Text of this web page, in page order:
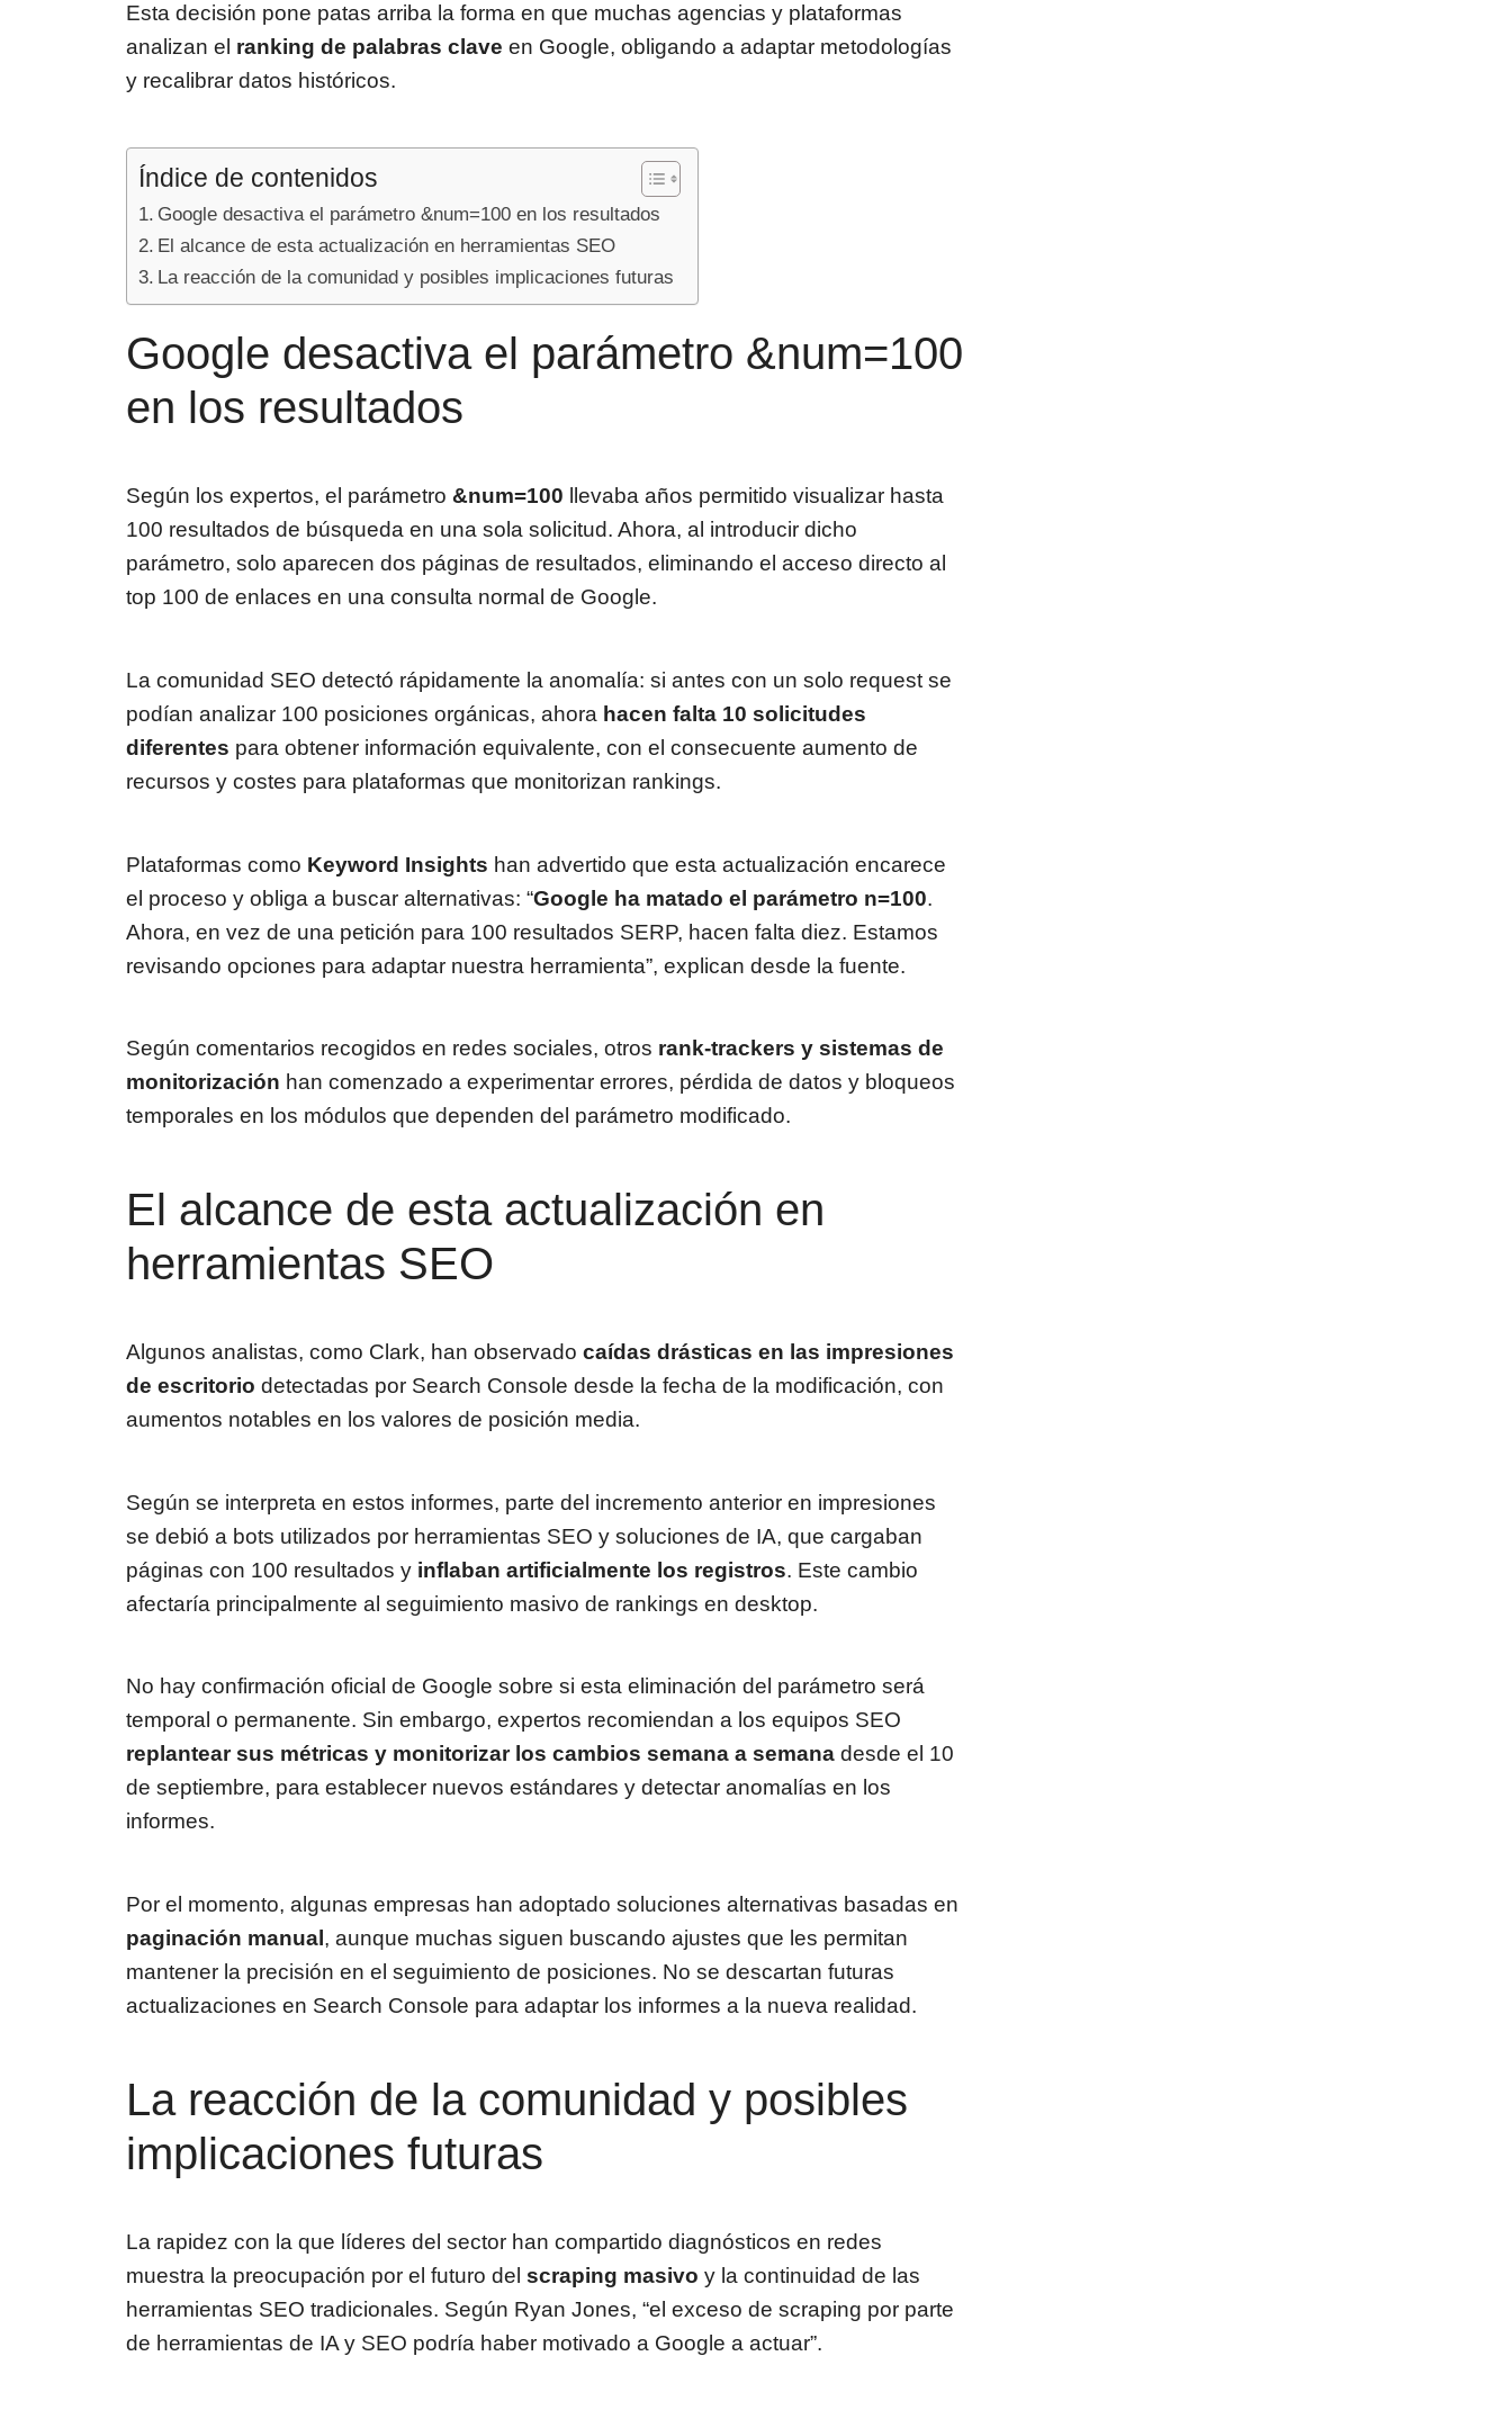
Esta decisión pone patas arriba la forma en que muchas agencias y plataformas
analizan el ranking de palabras clave en Google, obligando a adaptar metodologías
y recalibrar datos históricos.
Índice de contenidos
Google desactiva el parámetro &num=100 en los resultados
El alcance de esta actualización en herramientas SEO
La reacción de la comunidad y posibles implicaciones futuras
Google desactiva el parámetro &num=100
en los resultados
Según los expertos, el parámetro &num=100 llevaba años permitido visualizar hasta
100 resultados de búsqueda en una sola solicitud. Ahora, al introducir dicho
parámetro, solo aparecen dos páginas de resultados, eliminando el acceso directo al
top 100 de enlaces en una consulta normal de Google.
La comunidad SEO detectó rápidamente la anomalía: si antes con un solo request se
podían analizar 100 posiciones orgánicas, ahora hacen falta 10 solicitudes
diferentes para obtener información equivalente, con el consecuente aumento de
recursos y costes para plataformas que monitorizan rankings.
Plataformas como Keyword Insights han advertido que esta actualización encarece
el proceso y obliga a buscar alternativas: “Google ha matado el parámetro n=100.
Ahora, en vez de una petición para 100 resultados SERP, hacen falta diez. Estamos
revisando opciones para adaptar nuestra herramienta”, explican desde la fuente.
Según comentarios recogidos en redes sociales, otros rank-trackers y sistemas de
monitorización han comenzado a experimentar errores, pérdida de datos y bloqueos
temporales en los módulos que dependen del parámetro modificado.
El alcance de esta actualización en
herramientas SEO
Algunos analistas, como Clark, han observado caídas drásticas en las impresiones
de escritorio detectadas por Search Console desde la fecha de la modificación, con
aumentos notables en los valores de posición media.
Según se interpreta en estos informes, parte del incremento anterior en impresiones
se debió a bots utilizados por herramientas SEO y soluciones de IA, que cargaban
páginas con 100 resultados y inflaban artificialmente los registros. Este cambio
afectaría principalmente al seguimiento masivo de rankings en desktop.
No hay confirmación oficial de Google sobre si esta eliminación del parámetro será
temporal o permanente. Sin embargo, expertos recomiendan a los equipos SEO
replantear sus métricas y monitorizar los cambios semana a semana desde el 10
de septiembre, para establecer nuevos estándares y detectar anomalías en los
informes.
Por el momento, algunas empresas han adoptado soluciones alternativas basadas en
paginación manual , aunque muchas siguen buscando ajustes que les permitan
mantener la precisión en el seguimiento de posiciones. No se descartan futuras
actualizaciones en Search Console para adaptar los informes a la nueva realidad.
La reacción de la comunidad y posibles
implicaciones futuras
La rapidez con la que líderes del sector han compartido diagnósticos en redes
muestra la preocupación por el futuro del scraping masivo y la continuidad de las
herramientas SEO tradicionales. Según Ryan Jones, “el exceso de scraping por parte
de herramientas de IA y SEO podría haber motivado a Google a actuar”.